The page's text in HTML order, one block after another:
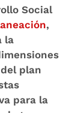
Social
,
la
plan
para la